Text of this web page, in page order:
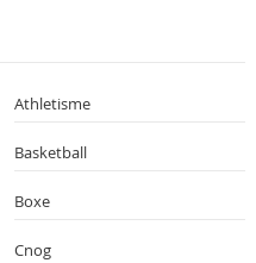
Athletisme
Basketball
Boxe
Cnog